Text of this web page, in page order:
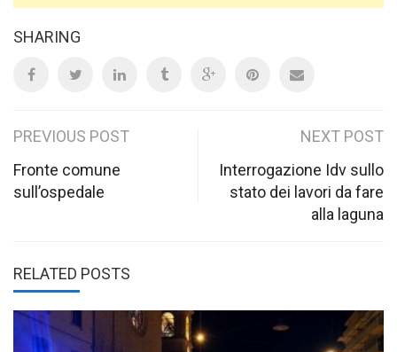
SHARING
Post
navigation
PREVIOUS POST
Fronte comune
sull’ospedale
NEXT POST
Interrogazione Idv sullo
stato dei lavori da fare
alla laguna
RELATED POSTS